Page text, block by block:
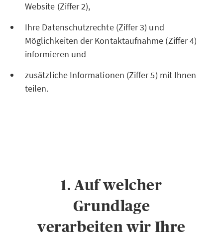
Website (Ziffer 2),
Ihre Datenschutzrechte (Ziffer 3) und
Möglichkeiten der Kontaktaufnahme (Ziffer 4)
informieren und
zusätzliche Informationen (Ziffer 5) mit Ihnen
teilen.
1. Auf welcher
Grundlage
verarbeiten wir Ihre